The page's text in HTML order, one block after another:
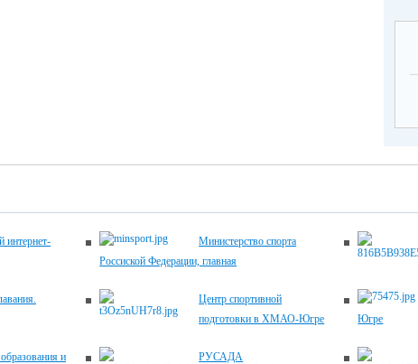
интернет-
Министерство спорта
Россиской Федерации, главная
Центр спортивной
подготовки в ХМАО-Югре
Югре
и
РУСАДА